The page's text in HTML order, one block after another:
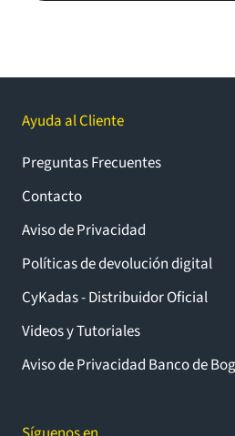
Ayuda al Cliente
Preguntas Frecuentes
Contacto
Aviso de Privacidad
Políticas de devolución digital
CyKadas - Distribuidor Oficial
Videos y Tutoriales
Aviso de Privacidad Banco de